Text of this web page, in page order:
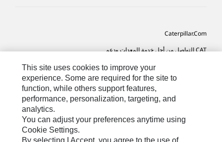
Caterpillar.com
CAT التواصل من أجل خدمة المعدات ودعم
تفضيلات التسويق الخاصة بي
خريطة الموقع
Cookie Settings
This site uses cookies to improve your
experience. Some are required for the site to
function, while others support features,
performance, personalization, targeting, and
analytics.
You can adjust your preferences anytime using
Cookie Settings.
By selecting I Accept, you agree to the use of